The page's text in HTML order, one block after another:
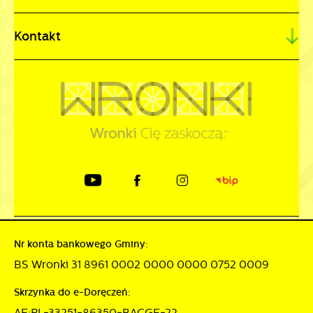
Kontakt
Nr konta bankowego Gminy:
BS Wronki 31 8961 0002 0000 0000 0752 0009
Skrzynka do e-Doręczeń: